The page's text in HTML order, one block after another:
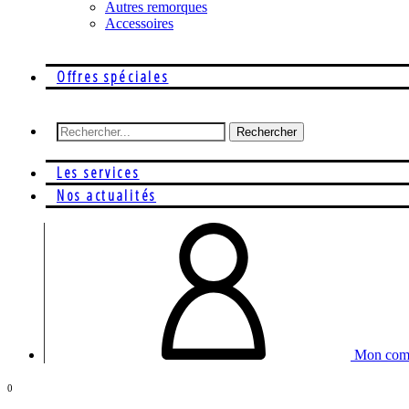
Autres remorques
Accessoires
Offres spéciales
Rechercher
Les services
Nos actualités
Mon
0